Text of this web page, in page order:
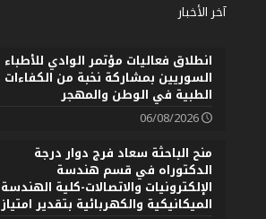
آخر الأخبار
انطلاق فعاليات مؤتمر الوادي للأطباء
السوريين بمشاركة نخبة من الكفاءات
الطبية في الوطن والمهجر
06/08/2026
منح الباحثة سعاد فرج دوار درجة
الدكتوراه في قسم هندسة
الإلكترونيات والاتصالات-كلية الهندسة
الميكانيكية والكهربائية بتقدير امتياز